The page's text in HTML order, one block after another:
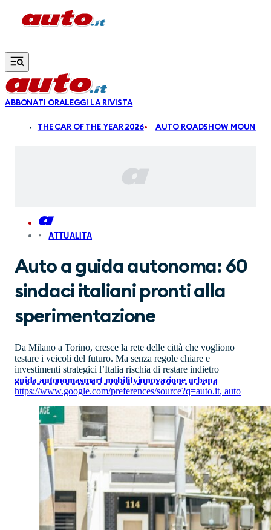
Vai al contenuto principale
ABBONATI ORALEGGI LA RIVISTA
THE CAR OF THE YEAR 2026 AUTO ROADSHOW
ATTUALITA
Auto a guida autonoma: 60
sindaci italiani pronti alla
sperimentazione
Da Milano a Torino, cresce la rete delle città che vogliono
testare i veicoli del futuro. Ma senza regole chiare e
investimenti strategici l’Italia rischia di restare indietro
guida autonomasmart mobilityinnovazione urbana
https://www.google.com/preferences/source?q=auto.it, auto